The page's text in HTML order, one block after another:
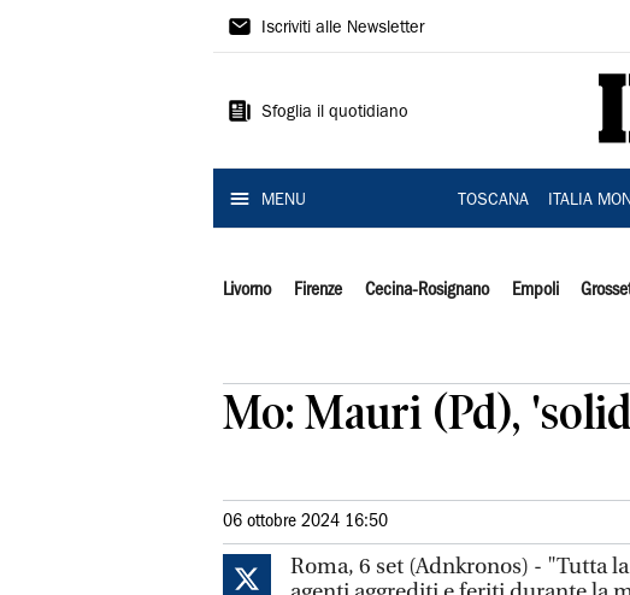
Il
Iscriviti alle Newsletter
Sfoglia il quotidiano
MENU TOSCANA ITALIA
Livorno Firenze Cecina-Rosignano Empoli
Mo: Mauri (Pd),
06 ottobre 2024 16:50
Roma, 6 set (Adnkronos) - "Tutta